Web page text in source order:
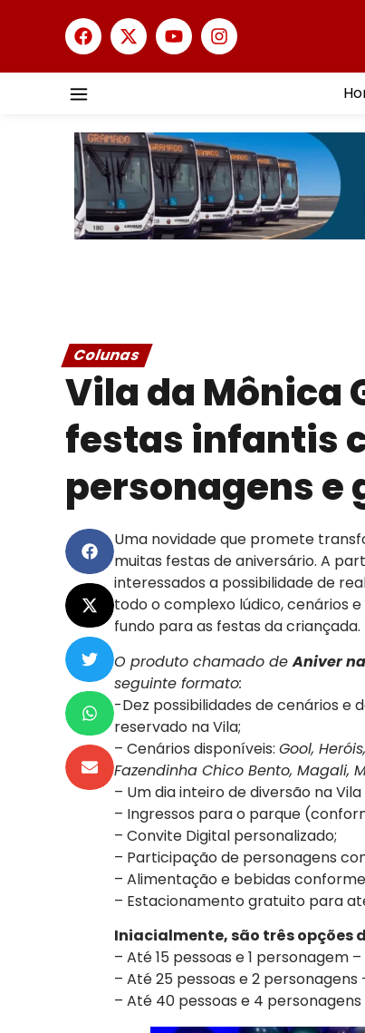
Colunas
Vila da Mônica
festas infantis
personagens
Uma novidade que promete
muitas festas de aniversário. A
interessados a possibilidade de
todo o complexo lúdico, cenários
fundo para as festas da criançada.
O produto chamado deAniver
seguinte formato:
-Dez possibilidades de cenários
reservado na Vila;
– Cenários disponíveis: Gool,
Fazendinha Chico Bento, Magali,
– Um dia inteiro de diversão na
– Ingressos para o parque
– Convite Digital personalizado;
– Participação de personagens
– Alimentação e bebidas
– Estacionamento gratuito para
Iniacialmente, são três opções
– Até 15 pessoas e 1 personagem –
– Até 25 pessoas e 2 personagens
– Até 40 pessoas e 4 personagens